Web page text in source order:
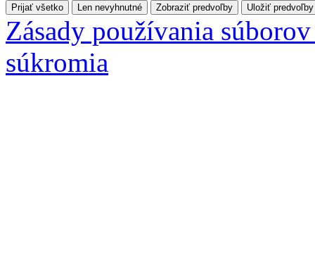
Prijať všetko Len nevyhnutné Zobraziť predvoľby Uložiť predvoľby
Zásady používania
súkromia